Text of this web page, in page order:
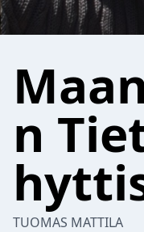
n
TUOMAS MATTILA